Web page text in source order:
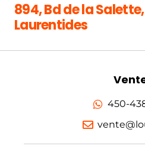
894, Bd de la
Laurentides
450-